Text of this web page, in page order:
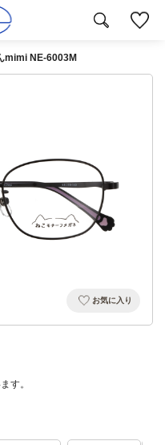
mimi NE-6003M
お気に入り
す。